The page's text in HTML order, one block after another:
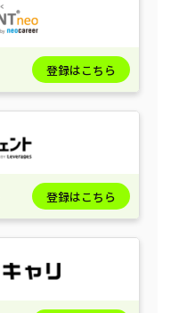
登録はこちら
登録はこちら